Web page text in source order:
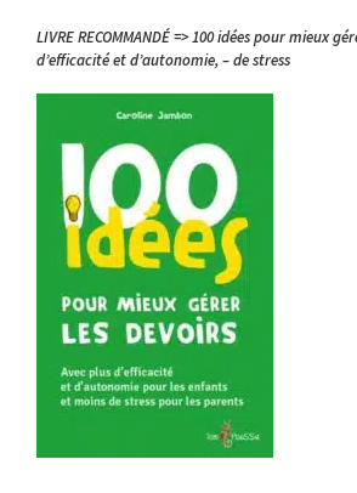
LIVRE RECOMMANDÉ => 100 idées pour mieux
d’efficacité et d’autonomie, – de stress